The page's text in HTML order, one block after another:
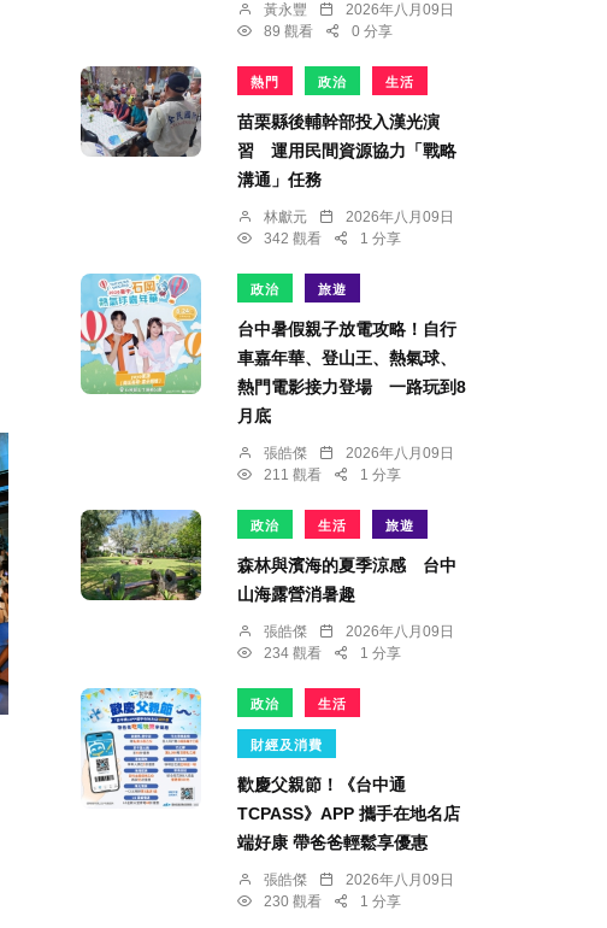
黃永豐
2026年八月09日
89 觀看
0 分享
熱門 政治 生活
苗栗縣後輔幹部投入漢光演
習 運用民間資源協力「戰略
溝通」任務
林獻元
2026年八月09日
342 觀看
1 分享
政治 旅遊
台中暑假親子放電攻略！自行
車嘉年華、登山王、熱氣球、
熱門電影接力登場 一路玩到8
月底
張皓傑
2026年八月09日
211 觀看
1 分享
政治 生活 旅遊
森林與濱海的夏季涼感 台中
山海露營消暑趣
張皓傑
2026年八月09日
234 觀看
1 分享
政治 生活
財經及消費
歡慶父親節！《台中通
TCPASS》APP 攜手在地名店
端好康 帶爸爸輕鬆享優惠
張皓傑
2026年八月09日
230 觀看
1 分享